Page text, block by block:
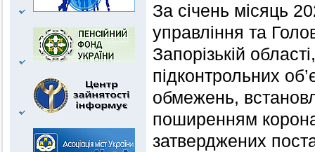
За січень місяць
управління та
Запорізькій
підконтрольних
обмежень,
поширенням
затверджених